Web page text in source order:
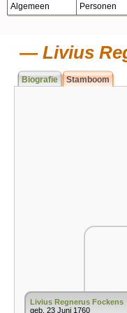
Algemeen Personen
Livius
Biografie Stamboom
Livius Regnerus Fockens
geb. 23 Juni 1760